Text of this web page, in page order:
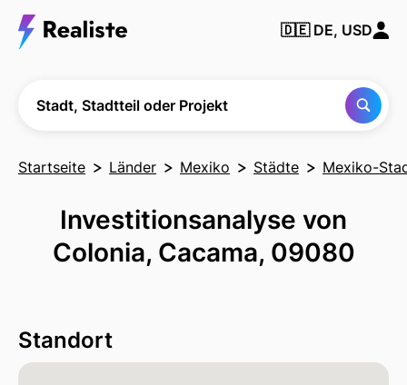
Finden Sie
jede Stadt,
🇩🇪 DE, USD
Stadt, Stadtteil oder Projekt
Startseite Länder Mexiko Städte Mexiko-
Investitionsanalyse von
Colonia, Cacama, 09080
Standort